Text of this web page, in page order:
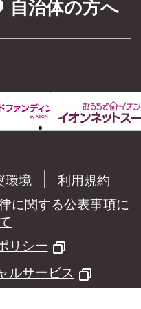
自治体の方へ
環境
利用規約
に関する公表事項に
リシー
ルサービス